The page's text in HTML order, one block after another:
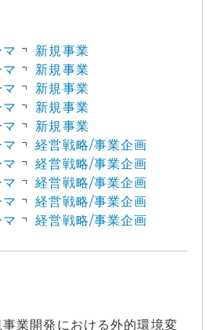
新規事業
新規事業
新規事業
新規事業
新規事業
経営戦略/事業企画
経営戦略/事業企画
経営戦略/事業企画
経営戦略/事業企画
経営戦略/事業企画
事業開発における外的環境変